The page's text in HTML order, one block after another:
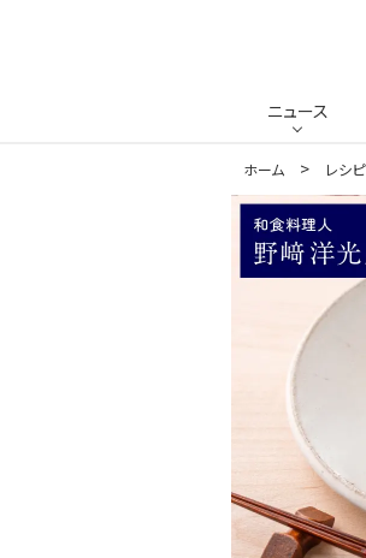
ニュース
ホーム レシピ